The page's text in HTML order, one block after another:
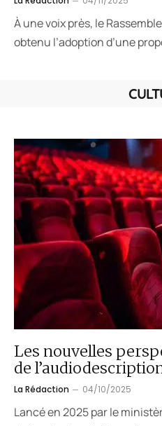
À une voix près, le
obtenu l’adoption d’une
Les nouvelles
de
La Rédaction 04/10/2025
Lancé en 2025 par le